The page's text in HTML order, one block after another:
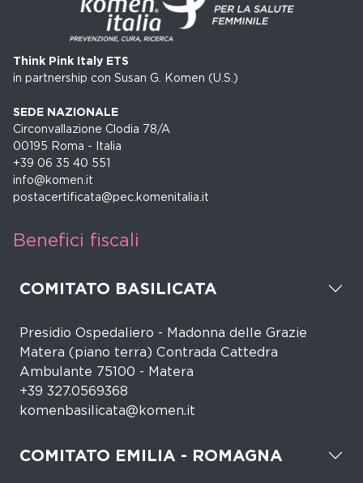
Think Pink Italy ETS
in partnership con Susan G. Komen (U.S.)
SEDE NAZIONALE
Circonvallazione Clodia 78/A
00195 Roma - Italia
+39 06 35 40 551
info@komen.it
postacertificata@pec.komenitalia.it
Benefici fiscali
COMITATO BASILICATA
Presidio Ospedaliero - Madonna delle Grazie
Matera (piano terra) Contrada Cattedra
Ambulante 75100 - Matera
+39 327.0569368
komenbasilicata@komen.it
COMITATO EMILIA - ROMAGNA